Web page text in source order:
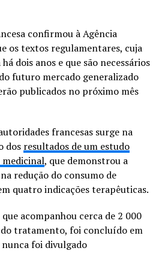
confirmou à Agência
os textos regulamentares, cuja
dois anos e que são necessários
futuro mercado generalizado
publicados no próximo mês
francesas surge na
dos resultados de um estudo
medicinal, que demonstrou a
redução do consumo de
quatro indicações terapêuticas.
acompanhou cerca de 2 000
do tratamento, foi concluído em
foi divulgado